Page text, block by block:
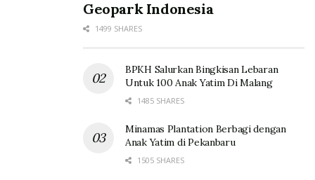
Geopark Indonesia
1499 SHARES
BPKH Salurkan Bingkisan Lebaran
Untuk 100 Anak Yatim Di Malang
1485 SHARES
Minamas Plantation Berbagi dengan
Anak Yatim di Pekanbaru
1505 SHARES